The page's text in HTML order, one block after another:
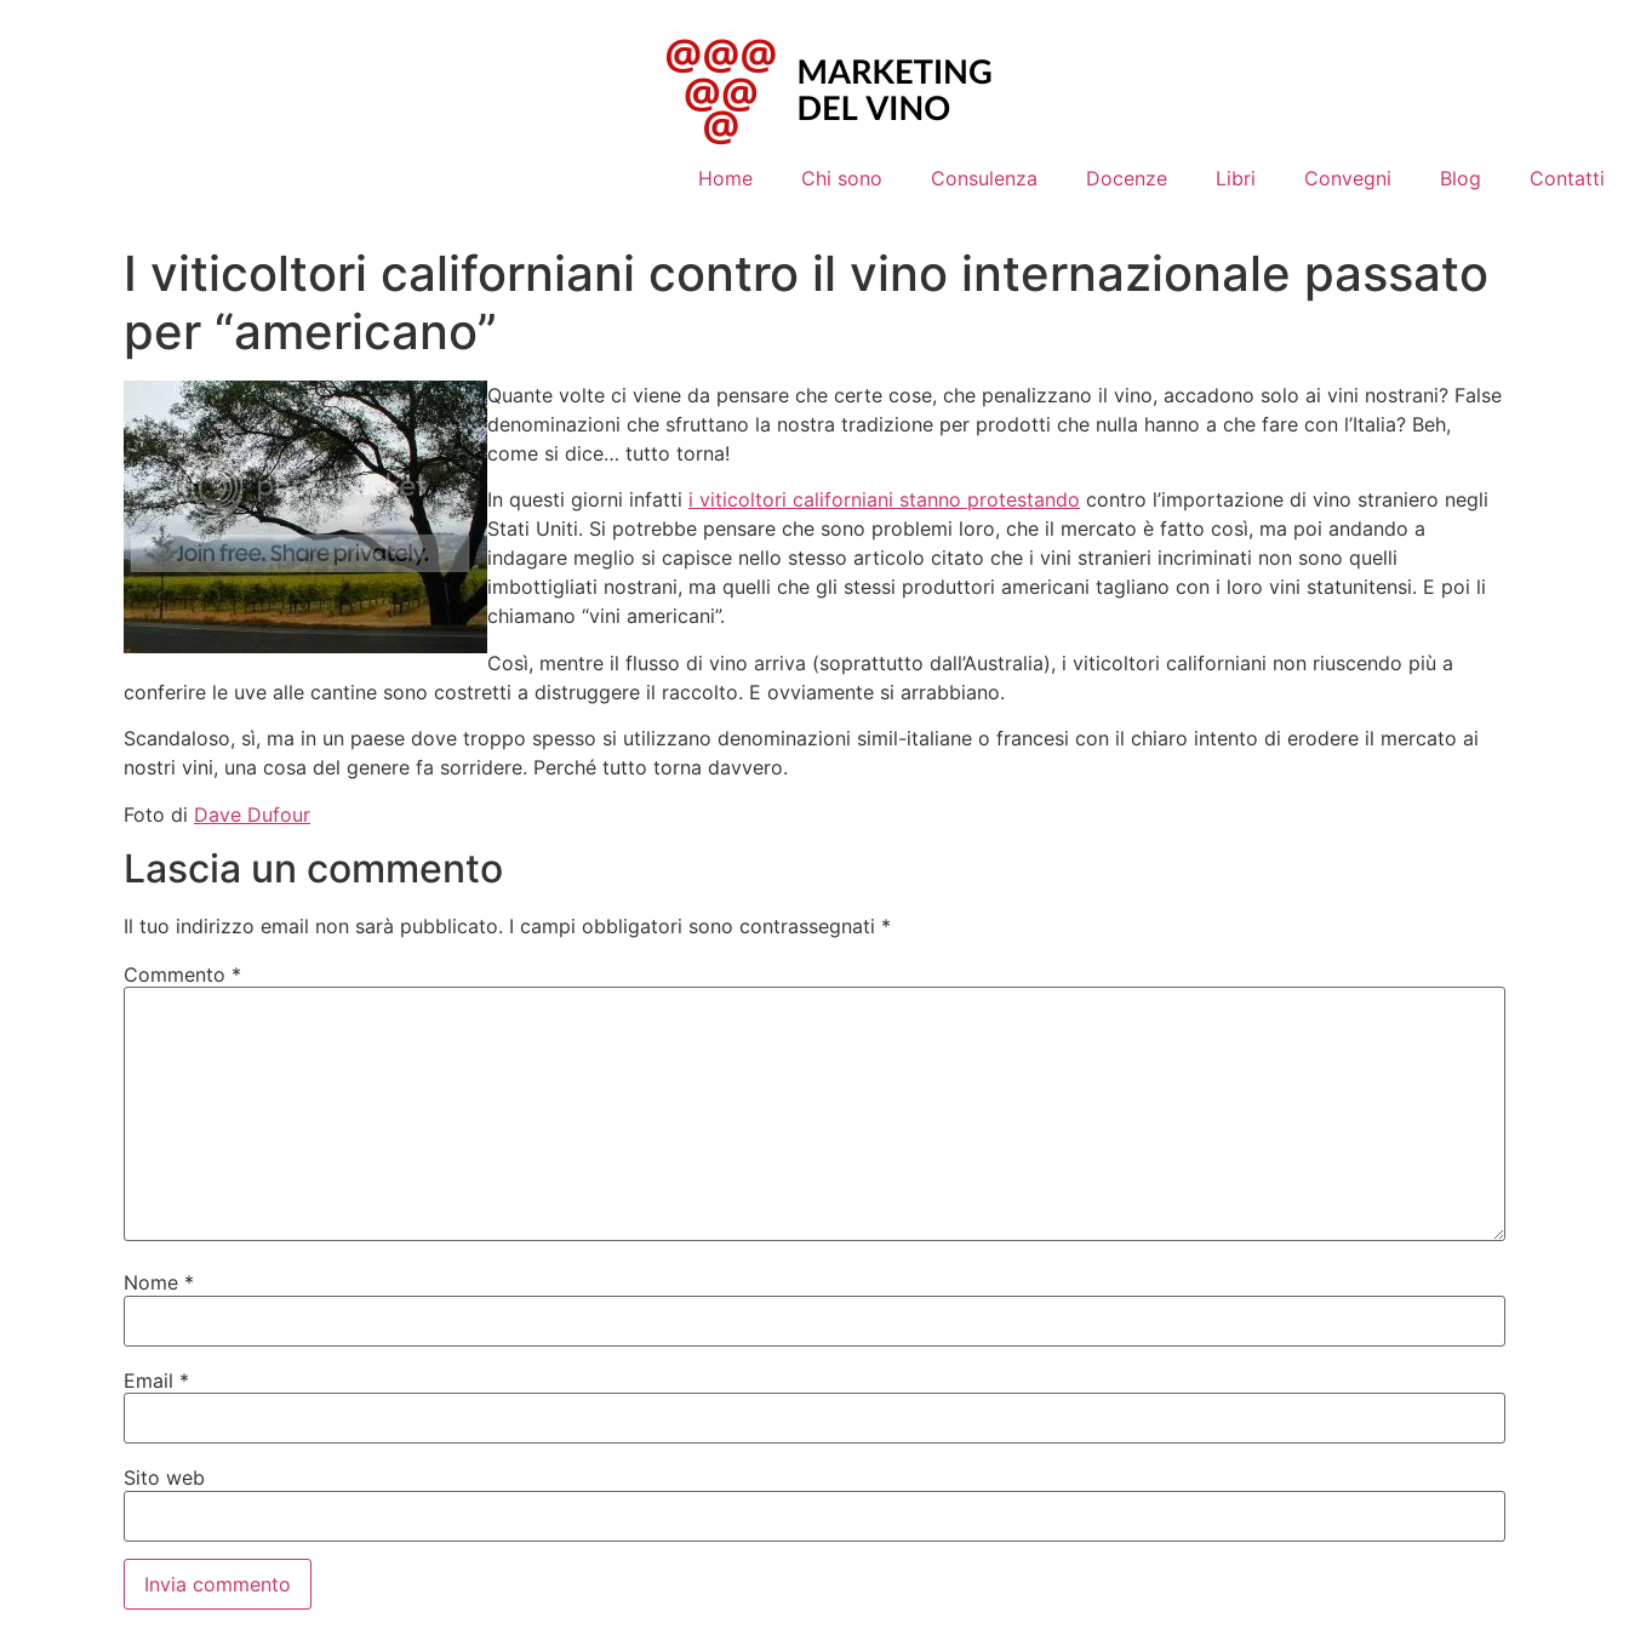
Home Chi sono Consulenza Docenze Libri Convegni Blog Contatti
I viticoltori californiani contro il vino internazionale passato
per “americano”
Quante volte ci viene da pensare che certe cose, che penalizzano il vino, accadono solo ai vini nostrani? False
denominazioni che sfruttano la nostra tradizione per prodotti che nulla hanno a che fare con l’Italia? Beh,
come si dice… tutto torna!
In questi giorni infatti i viticoltori californiani stanno protestando contro l’importazione di vino straniero negli
Stati Uniti. Si potrebbe pensare che sono problemi loro, che il mercato è fatto così, ma poi andando a
indagare meglio si capisce nello stesso articolo citato che i vini stranieri incriminati non sono quelli
imbottigliati nostrani, ma quelli che gli stessi produttori americani tagliano con i loro vini statunitensi. E poi li
chiamano “vini americani”.
Così, mentre il flusso di vino arriva (soprattutto dall’Australia), i viticoltori californiani non riuscendo più a
conferire le uve alle cantine sono costretti a distruggere il raccolto. E ovviamente si arrabbiano.
Scandaloso, sì, ma in un paese dove troppo spesso si utilizzano denominazioni simil-italiane o francesi con il chiaro intento di erodere il mercato ai
nostri vini, una cosa del genere fa sorridere. Perché tutto torna davvero.
Foto di Dave Dufour
Lascia un commento
Il tuo indirizzo email non sarà pubblicato. I campi obbligatori sono contrassegnati *
Commento *
Nome *
Email *
Sito web